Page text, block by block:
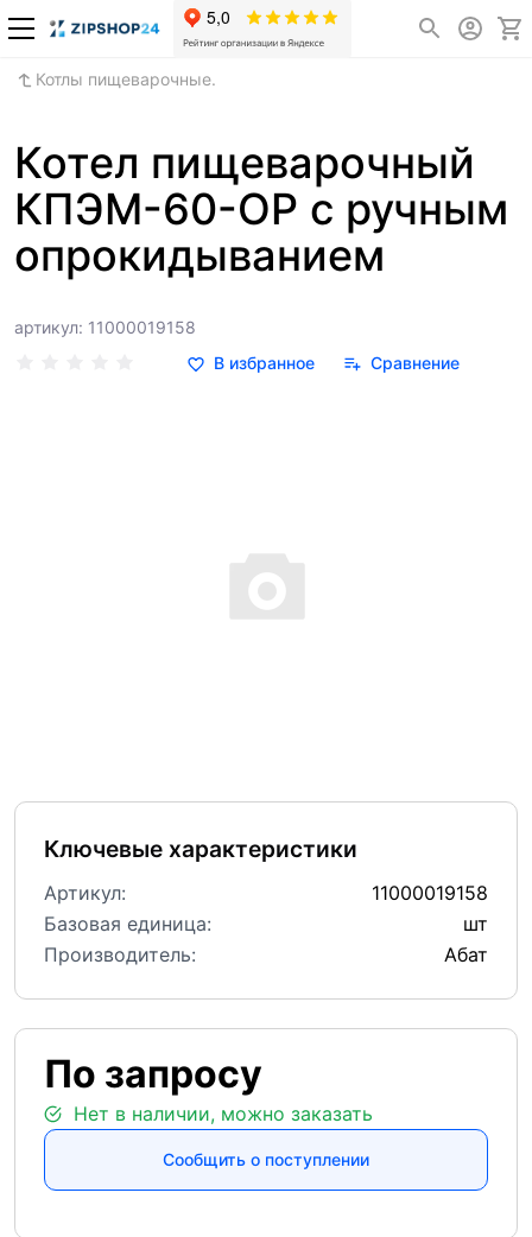
Котлы пищеварочные.
Котел пищеварочный
КПЭМ-60-ОР с ручным
опрокидыванием
артикул: 11000019158
В избранное
Сравнение
По запросу
Нет в наличии, можно заказать
Сообщить о поступлении
Ключевые характеристики
Артикул:
11000019158
Базовая единица:
шт
Производитель:
Абат